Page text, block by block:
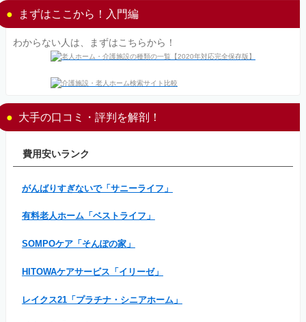
まずはここから！入門編
わからない人は、まずはこちらから！
大手の口コミ・評判を解剖！
費用安いランク
がんばりすぎないで「サニーライフ」
有料老人ホーム「ベストライフ」
SOMPOケア「そんぽの家」
HITOWAケアサービス「イリーゼ」
レイクス21「プラチナ・シニアホーム」